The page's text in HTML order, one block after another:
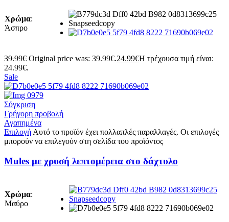
Χρώμα:
Άσπρο
39.99€ Original price was: 39.99€.24.99€Η τρέχουσα τιμή είναι:
24.99€.
Sale
Σύγκριση
Γρήγορη προβολή
Αγαπημένα
ΕπιλογήΑυτό το προϊόν έχει πολλαπλές παραλλαγές. Οι επιλογές
μπορούν να επιλεγούν στη σελίδα του προϊόντος
Mules με χρυσή λεπτομέρεια στο δάχτυλο
Χρώμα:
Μαύρο